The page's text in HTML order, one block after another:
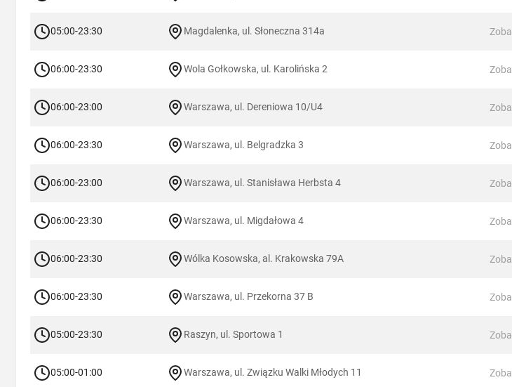
05:00-23:30 Magdalenka, ul. Słoneczna 314a
06:00-23:30 Wola Gołkowska, ul. Karolińska 2
06:00-23:00 Warszawa, ul. Dereniowa 10/U4
06:00-23:30 Warszawa, ul. Belgradzka 3
06:00-23:00 Warszawa, ul. Stanisława Herbsta 4
06:00-23:30 Warszawa, ul. Migdałowa 4
06:00-23:30 Wólka Kosowska, al. Krakowska 79A
06:00-23:30 Warszawa, ul. Przekorna 37 B
05:00-23:30 Raszyn, ul. Sportowa 1
05:00-01:00 Warszawa, ul. Związku Walki Młodych 11